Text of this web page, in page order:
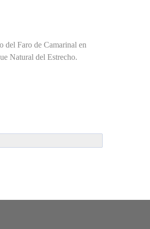
del Faro de Camarinal en
Natural del Estrecho.